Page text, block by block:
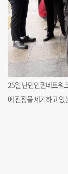
25일 난민인권네트워
에 진정을 제기하고 있